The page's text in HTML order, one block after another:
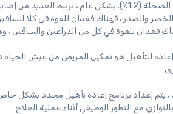
والقفزات في المياه الضحلة (1.2٪). بشكل عام ،
والصدر ، فهناك فقدان للقوة في كلا
التأهيل هو تمكين المريض من عيش
، يتم إعداد برنامج إعادة تأهيل محدد بشكل